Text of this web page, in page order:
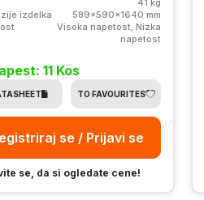
41 kg
izdelka
589x590x1640 mm
Visoka napetost, Nizka
napetost
11 Kos
TO FAVOURITES
se / Prijavi se
se, da si ogledate cene!